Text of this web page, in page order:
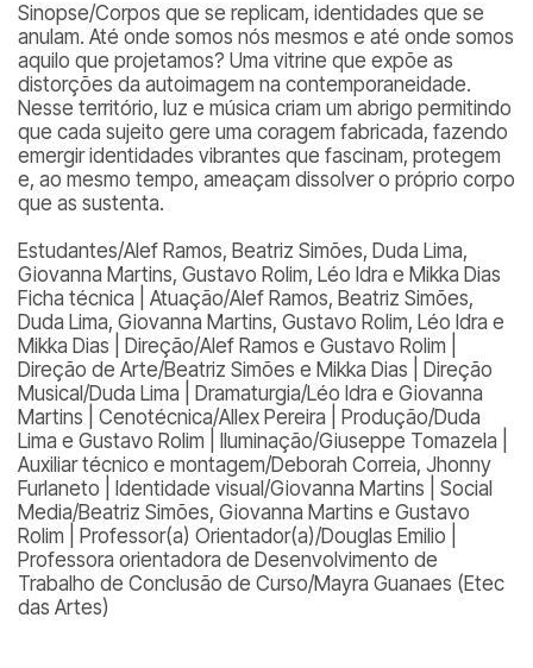
Sinopse/Corpos que se replicam, identidades que se
anulam. Até onde somos nós mesmos e até onde somos
aquilo que projetamos? Uma vitrine que expõe as
distorções da autoimagem na contemporaneidade.
Nesse território, luz e música criam um abrigo permitindo
que cada sujeito gere uma coragem fabricada, fazendo
emergir identidades vibrantes que fascinam, protegem
e, ao mesmo tempo, ameaçam dissolver o próprio corpo
que as sustenta.
Estudantes/Alef Ramos, Beatriz Simões, Duda Lima,
Giovanna Martins, Gustavo Rolim, Léo Idra e Mikka Dias
Ficha técnica | Atuação/Alef Ramos, Beatriz Simões,
Duda Lima, Giovanna Martins, Gustavo Rolim, Léo Idra e
Mikka Dias | Direção/Alef Ramos e Gustavo Rolim |
Direção de Arte/Beatriz Simões e Mikka Dias | Direção
Musical/Duda Lima | Dramaturgia/Léo Idra e Giovanna
Martins | Cenotécnica/Allex Pereira | Produção/Duda
Lima e Gustavo Rolim | Iluminação/Giuseppe Tomazela |
Auxiliar técnico e montagem/Deborah Correia, Jhonny
Furlaneto | Identidade visual/Giovanna Martins | Social
Media/Beatriz Simões, Giovanna Martins e Gustavo
Rolim | Professor(a) Orientador(a)/Douglas Emilio |
Professora orientadora de Desenvolvimento de
Trabalho de Conclusão de Curso/Mayra Guanaes (Etec
das Artes)